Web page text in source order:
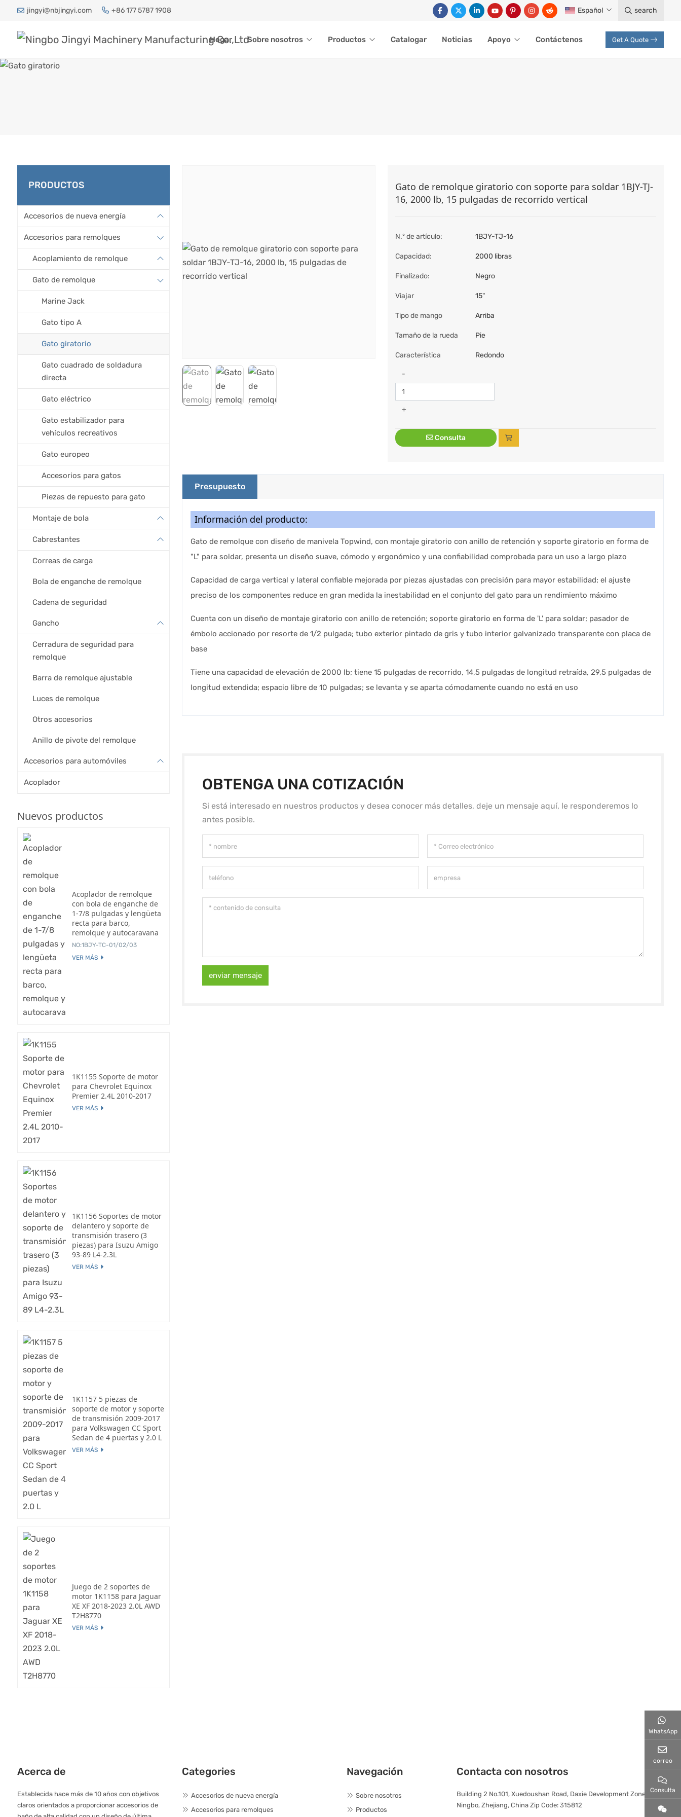
jingyi@nbjingyi.com +86 177 5787 1908 Español search
Hogar Sobre nosotros Productos Catalogar Noticias Apoyo Contáctenos Get A Quote
Gato de remolque Gato giratorio
Gato de remolque giratorio con soporte para soldar 1BJY-TJ-
16, 2000 lb, 15 pulgadas de recorrido vertical
N.º de artículo: 1BJY-TJ-16
Capacidad: 2000 libras
Finalizado: Negro
Viajar 15"
Tipo de mango Arriba
Tamaño de la rueda Pie
Característica Redondo
-
+
Consulta
Presupuesto
Información del producto:
Gato de remolque con diseño de manivela Topwind, con montaje giratorio con anillo de retención y soporte giratorio en forma de
"L" para soldar, presenta un diseño suave, cómodo y ergonómico y una confiabilidad comprobada para un uso a largo plazo
Capacidad de carga vertical y lateral confiable mejorada por piezas ajustadas con precisión para mayor estabilidad; el ajuste
preciso de los componentes reduce en gran medida la inestabilidad en el conjunto del gato para un rendimiento máximo
Cuenta con un diseño de montaje giratorio con anillo de retención; soporte giratorio en forma de 'L' para soldar; pasador de
émbolo accionado por resorte de 1/2 pulgada; tubo exterior pintado de gris y tubo interior galvanizado transparente con placa de
base
Tiene una capacidad de elevación de 2000 lb; tiene 15 pulgadas de recorrido, 14,5 pulgadas de longitud retraída, 29,5 pulgadas de
longitud extendida; espacio libre de 10 pulgadas; se levanta y se aparta cómodamente cuando no está en uso
OBTENGA UNA COTIZACIÓN
Si está interesado en nuestros productos y desea conocer más detalles, deje un mensaje aquí, le responderemos lo
antes posible.
enviar mensaje
PRODUCTOS
Accesorios de nueva energía
Accesorios para remolques
Acoplamiento de remolque
Gato de remolque
Marine Jack
Gato tipo A
Gato giratorio
Gato cuadrado de soldadura
directa
Gato eléctrico
Gato estabilizador para
vehículos recreativos
Gato europeo
Accesorios para gatos
Piezas de repuesto para gato
Montaje de bola
Cabrestantes
Correas de carga
Bola de enganche de remolque
Cadena de seguridad
Gancho
Cerradura de seguridad para
remolque
Barra de remolque ajustable
Luces de remolque
Otros accesorios
Anillo de pivote del remolque
Accesorios para automóviles
Acoplador
Nuevos productos
Acoplador de remolque
con bola de enganche de
1-7/8 pulgadas y lengüeta
recta para barco,
remolque y autocaravana
NO:1BJY-TC-01/02/03
VER MÁS
1K1155 Soporte de motor
para Chevrolet Equinox
Premier 2.4L 2010-2017
VER MÁS
1K1156 Soportes de motor
delantero y soporte de
transmisión trasero (3
piezas) para Isuzu Amigo
93-89 L4-2.3L
VER MÁS
1K1157 5 piezas de
soporte de motor y soporte
de transmisión 2009-2017
para Volkswagen CC Sport
Sedan de 4 puertas y 2.0 L
VER MÁS
Juego de 2 soportes de
motor 1K1158 para Jaguar
XE XF 2018-2023 2.0L AWD
T2H8770
VER MÁS
Acerca de
Establecida hace más de 10 años con objetivos
claros orientados a proporcionar accesorios de
Categories
Accesorios de nueva energía
Accesorios para remolques
Navegación
Sobre nosotros
Productos
Contacta con nosotros
Building 2 No.101, Xuedoushan Road, Daxie Development Zone,
Ningbo, Zhejiang, China Zip Code: 315812
WhatsApp
correo
Consulta